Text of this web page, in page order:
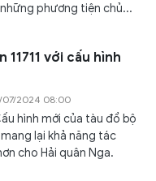
phương tiện chủ...
với cấu hình
07/2024 08:00
hình mới của tàu đổ bộ
mang lại khả năng tác
cho Hải quân Nga.